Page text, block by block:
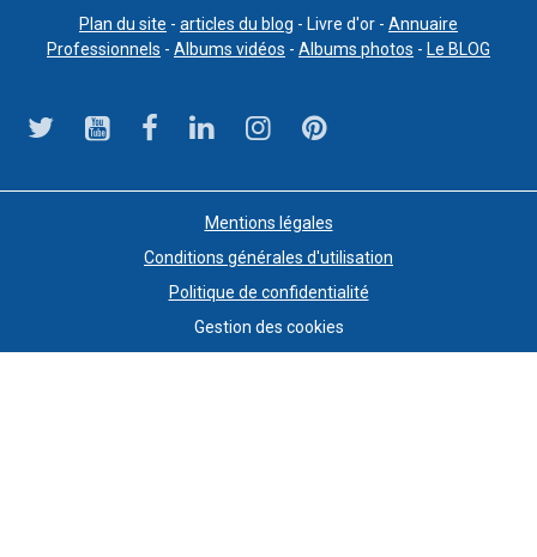
Plan du site - articles du blog - Livre d'or - Annuaire
Professionnels - Albums vidéos - Albums photos - Le BLOG
Mentions légales
Conditions générales d'utilisation
Politique de confidentialité
Gestion des cookies